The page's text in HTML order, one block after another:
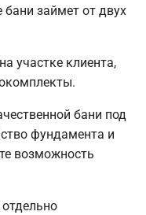
займет от двух
участке клиента,
бани под
фундамента и
возможность